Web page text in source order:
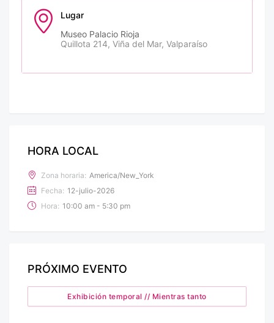
Lugar
Museo Palacio Rioja
Quillota 214, Viña del Mar, Valparaíso
HORA LOCAL
Zona horaria: America/New_York
Fecha: 12-julio-2026
Hora: 10:00 am - 5:30 pm
PRÓXIMO EVENTO
Exhibición temporal // Mientras tanto